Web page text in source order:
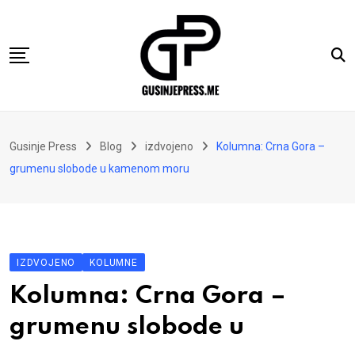
content
Vremeplov
Oglasi
Hajtarhana
Kontakt
Gusinje Press Blog izdvojeno
Kolumna: Crna Gora –
grumenu slobode u kamenom moru
IZDVOJENO KOLUMNE
Kolumna: Crna Gora –
grumenu slobode u